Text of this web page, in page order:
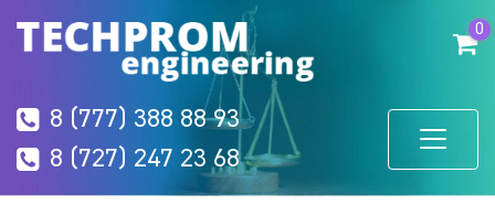
0
8 (777) 388 88 93
8 (727) 247 23 68